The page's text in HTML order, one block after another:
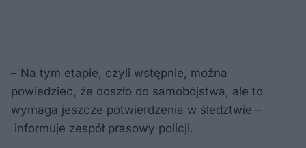
– Na tym etapie, czyli wstępnie, można
powiedzieć, że doszło do samobójstwa, ale to
wymaga jeszcze potwierdzenia w śledztwie –
informuje zespół prasowy policji.